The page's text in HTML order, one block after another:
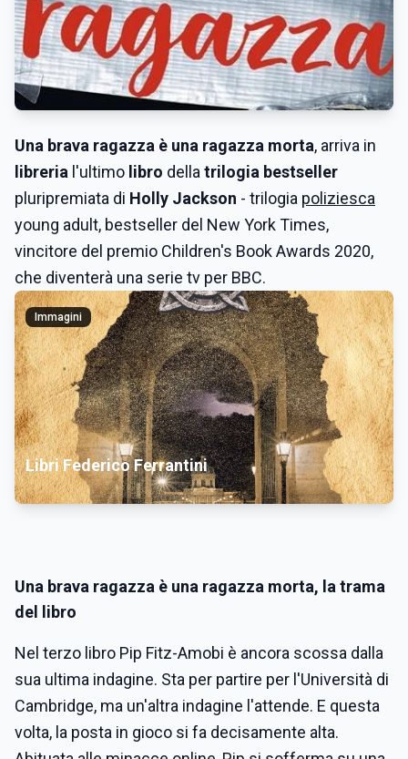
Una brava ragazza è una ragazza morta, arriva in
libreria l'ultimo libro della trilogia bestseller
pluripremiata di Holly Jackson - trilogia poliziesca
young adult, bestseller del New York Times,
vincitore del premio Children's Book Awards 2020,
che diventerà una serie tv per BBC.
Immagini
Libri Federico Ferrantini
Una brava ragazza è una ragazza morta, la trama
del libro
Nel terzo libro Pip Fitz-Amobi è ancora scossa dalla
sua ultima indagine. Sta per partire per l'Università di
Cambridge, ma un'altra indagine l'attende. E questa
volta, la posta in gioco si fa decisamente alta.